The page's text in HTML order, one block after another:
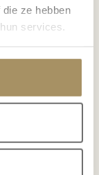
ze hebben
services.